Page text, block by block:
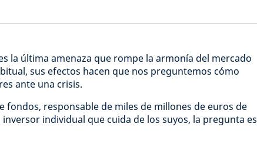
la última amenaza que rompe la armonía del mercado
sus efectos hacen que nos preguntemos cómo
ante una crisis.
fondos, responsable de miles de millones de euros de
individual que cuida de los suyos, la pregunta es